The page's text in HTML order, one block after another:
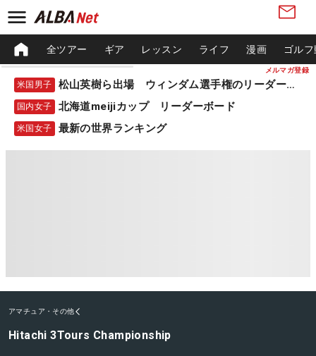
メルマガ登録
全ツアー ギア レッスン ライフ 漫画 ゴル
米国男子 松山英樹ら出場 ウィンダム選手権のリーダーボード
国内女子 北海道meijiカップ リーダーボード
米国女子 最新の世界ランキング
アマチュア・その他
Hitachi 3Tours Championship